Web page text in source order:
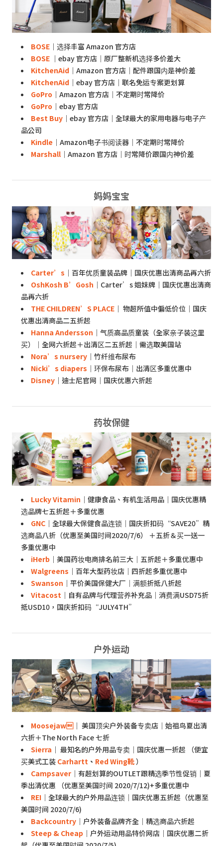
BOSE ｜选择丰富 Amazon 官方店
BOSE ｜ebay 官方店｜原厂整新机选择多价差大
KitchenAid ｜Amazon 官方店｜配件跟国内是神价差
KitchenAid ｜ebay 官方店｜联名免运专案更划算
GoPro ｜Amazon 官方店｜不定期时常降价
GoPro ｜ebay 官方店
Best Buy ｜ebay 官方店｜全球最大的家用电器与电子产
品公司
Kindle ｜Amazon电子书阅读器｜不定期时常降价
Marshall ｜Amazon 官方店｜时常降价跟国内神价差
妈妈宝宝
Carter’s ｜百年优质童装品牌｜国庆优惠出清商品再六折
OshKosh B’Gosh ｜Carter’s 姐妹牌｜国庆优惠出清商
品再六折
THE CHILDREN’S PLACE ｜ 物超所值中偏低价位｜国庆
优惠出清商品二五折起
Hanna Andersson ｜气质高品质童装（全家亲子装这里
买）｜全网六折起＋出清区二五折起｜需选取美国站
Nora’s nursery ｜竹纤维布尿布
Nicki’s diapers ｜环保布尿布｜出清区多重优惠中
Disney ｜迪士尼官网｜国庆优惠六折起
药妆保健
Lucky Vitamin ｜健康食品、有机生活用品｜国庆优惠精
选品牌七五折起＋多重优惠
GNC ｜全球最大保健食品连锁｜国庆折扣码“SAVE20”精
选商品八折（优惠至美国时间2020/7/6） ＋五折＆买一送一
多重优惠中
iHerb ｜美国药妆电商排名前三大｜五折起＋多重优惠中
Walgreens ｜百年大型药妆店｜四折起多重优惠中
Swanson ｜平价美国保健大厂｜满额折抵八折起
Vitacost ｜自有品牌与代理营养补充品｜消费满USD75折
抵USD10，国庆折扣码“JULY4TH”
户外运动
Moosejaw｜ 美国顶尖户外装备专卖店｜始祖鸟夏出清
六折＋The North Face 七折
Sierra ｜ 最知名的户外用品专卖｜国庆优惠一折起 （便宜
买美式工装 Carhartt 、 Red Wing靴）
Campsaver ｜有超划算的OUTLET跟精选季节性促销｜夏
季出清优惠 （优惠至美国时间 2020/7/12)+多重优惠中
REI ｜全球最大的户外用品连锁｜国庆优惠五折起（优惠至
美国时间 2020/7/6)
Backcountry ｜户外装备品牌齐全｜精选商品六折起
Steep & Cheap ｜户外运动用品特价网店｜国庆优惠二折